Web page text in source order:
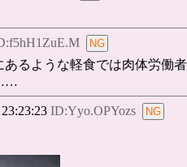
るような軽食では肉体労働者
ID:Yyo.OPYozs